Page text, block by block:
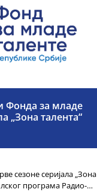
Фонда за младе
„Зона талента“
сезоне серијала „Зона
програма Радио-